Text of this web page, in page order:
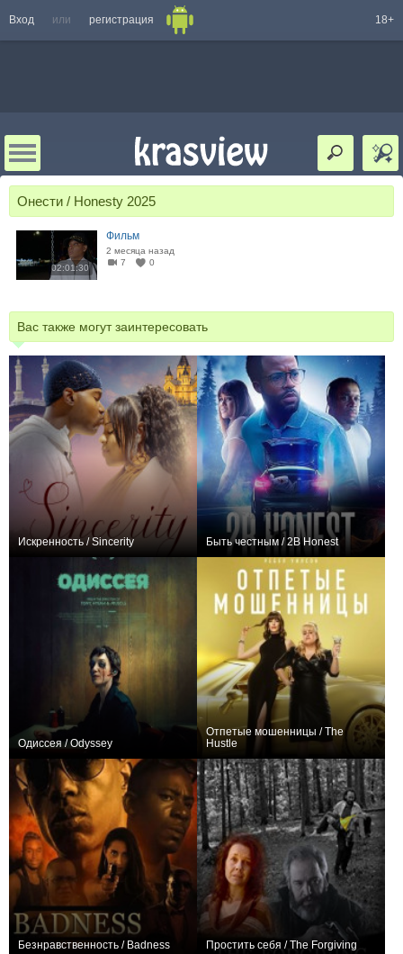
Вход или регистрация 18+
Онести / Honesty 2025
02:01:30
Фильм
2 месяца назад
7
0
Вас также могут заинтересовать
Искренность / Sincerity Быть честным / 2B Honest
Одиссея / Odyssey
Отпетые мошенницы / The
Hustle
Безнравственность / Badness Простить себя / The Forgiving